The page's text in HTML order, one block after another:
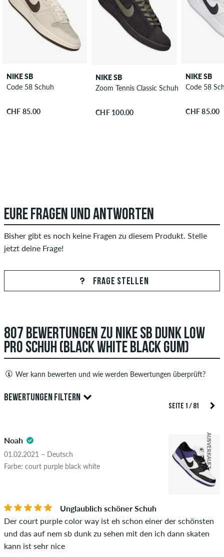
NIKE SB
Code 58 Schuh
CHF 85.00
NIKE SB
Zoom Tennis Classic Schuh
CHF 100.00
NIKE SB
Code 58
CHF 85.00
EURE FRAGEN UND ANTWORTEN
Bisher gibt es noch keine Fragen zu diesem Produkt. Stelle
jetzt deine Frage!
FRAGE STELLEN
807 BEWERTUNGEN ZU NIKE SB DUNK LOW
PRO SCHUH (BLACK WHITE BLACK GUM)
Wer kann bewerten und wie werden Bewertungen überprüft?
Nur Personen mit einem skatedeluxe Kundenkonto können
Bewertungen abgeben. Diese werden erst nach unserer
beleidigenden oder obszönen Inhalten sowie Bewertungen,
die geltendes Recht oder Urheberrechte verletzen oder Spam
und Fremdwerbung enthalten, werden nicht veröffentlicht.
Die Sternebewertung des Artikels ist der Durchschnitt aller
Ob die Bewertung von einer Person stammt, die diesen
Artikel wirklich gekauft hat, erkennst du am grünen Haken
neben dem Namen mit dem Zusatz "Verifizierter Kauf". Bei
diesen Personen wurde der Kauf anhand ihrer Bestellungen
BEWERTUNGEN FILTERN
5.0
SEITE 1 / 81
Noah
01.02.2021 – Deutsch
Farbe: court purple black white
AUSVERKAUFT
Unglaublich schöner Schuh
Der court purple color way ist eh schon einer der schönsten
und das auf nem sb dunk zu sehen mit den ich dann skaten
kann ist sehr nice